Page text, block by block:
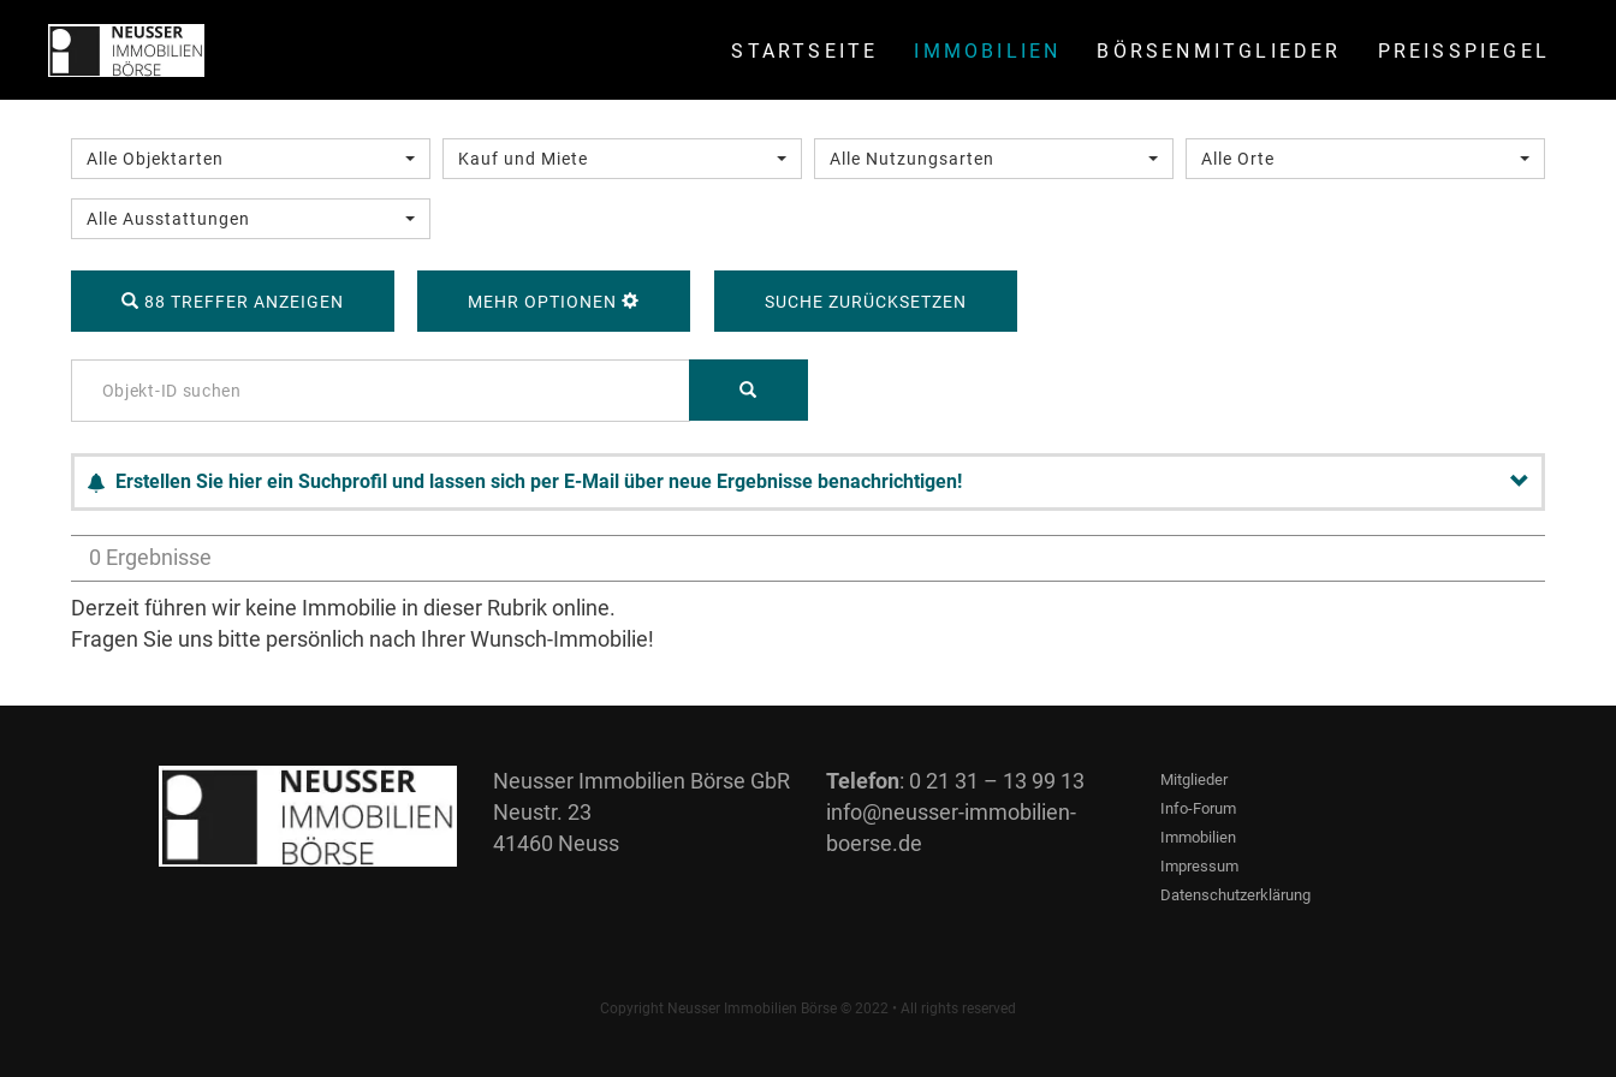
STARTSEITE IMMOBILIEN BÖRSENMITGLIEDER PREISSPIEGEL
Alle Objektarten Kauf und Miete Alle Nutzungsarten Alle Orte
Alle Ausstattungen
88 TREFFER ANZEIGEN MEHR OPTIONEN SUCHE ZURÜCKSETZEN
Erstellen Sie hier ein Suchprofil und lassen sich per E-Mail über neue Ergebnisse benachrichtigen!
0 Ergebnisse
Derzeit führen wir keine Immobilie in dieser Rubrik online.
Fragen Sie uns bitte persönlich nach Ihrer Wunsch-Immobilie!
Neusser Immobilien Börse GbR
Neustr. 23
41460 Neuss
Telefon: 0 21 31 – 13 99 13
info@neusser-immobilien-
boerse.de
Mitglieder
Info-Forum
Immobilien
Impressum
Datenschutzerklärung
Copyright Neusser Immobilien Börse © 2022 • All rights reserved